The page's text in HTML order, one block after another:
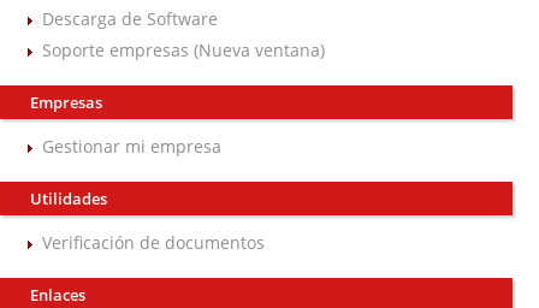
Descarga de Software
Soporte empresas (Nueva ventana)
Empresas
Gestionar mi empresa
Utilidades
Verificación de documentos
Enlaces